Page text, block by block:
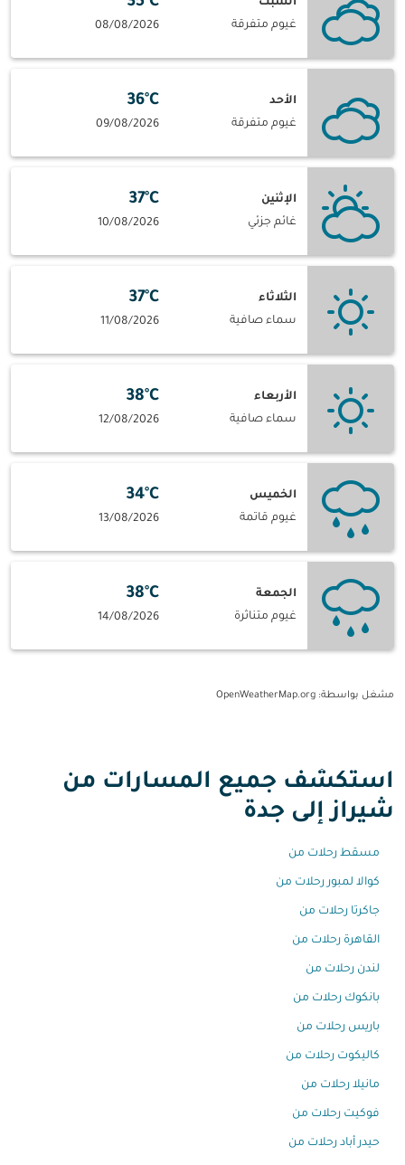
غيوم متفرقة
08/08/2026
الأحد
غيوم متفرقة
36°C
09/08/2026
الإثنين
غائم جزئي
37°C
10/08/2026
الثلاثاء
سماء صافية
37°C
11/08/2026
الأربعاء
سماء صافية
38°C
12/08/2026
الخميس
غيوم قاتمة
34°C
13/08/2026
الجمعة
غيوم متناثرة
38°C
14/08/2026
مشغل بواسطة: OpenWeatherMap.org
استكشف جميع المسارات من
شيراز إلى جدة
مسقط رحلات من
كوالا لمبور رحلات من
جاكرتا رحلات من
القاهرة رحلات من
لندن رحلات من
بانكوك رحلات من
باريس رحلات من
كاليكوت رحلات من
مانيلا رحلات من
فوكيت رحلات من
حيدر أباد رحلات من